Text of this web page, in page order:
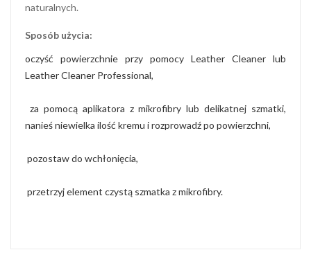
naturalnych.
Sposób użycia:
oczyść powierzchnie przy pomocy Leather Cleaner lub
Leather Cleaner Professional,
za pomocą aplikatora z mikrofibry lub delikatnej szmatki,
nanieś niewielka ilość kremu i rozprowadź po powierzchni,
pozostaw do wchłonięcia,
przetrzyj element czystą szmatka z mikrofibry.